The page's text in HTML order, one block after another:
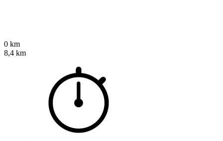
0 km
8,4 km